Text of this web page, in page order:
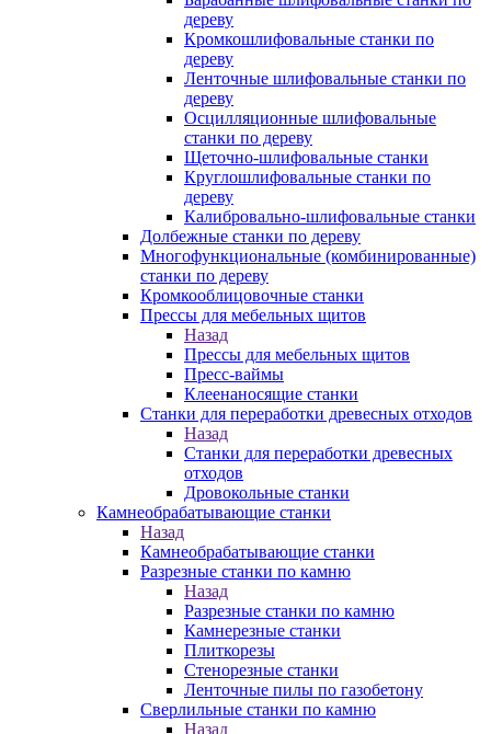
дереву
Кромкошлифовальные станки по
дереву
Ленточные шлифовальные станки по
дереву
Осцилляционные шлифовальные
станки по дереву
Щеточно-шлифовальные станки
Круглошлифовальные станки по
дереву
Калибровально-шлифовальные станки
Долбежные станки по дереву
Многофункциональные (комбинированные)
станки по дереву
Кромкооблицовочные станки
Прессы для мебельных щитов
Назад
Прессы для мебельных щитов
Пресс-ваймы
Клеенаносящие станки
Станки для переработки древесных отходов
Назад
Станки для переработки древесных
отходов
Дровокольные станки
Камнеобрабатывающие станки
Назад
Камнеобрабатывающие станки
Разрезные станки по камню
Назад
Разрезные станки по камню
Камнерезные станки
Плиткорезы
Стенорезные станки
Ленточные пилы по газобетону
Сверлильные станки по камню
Назад